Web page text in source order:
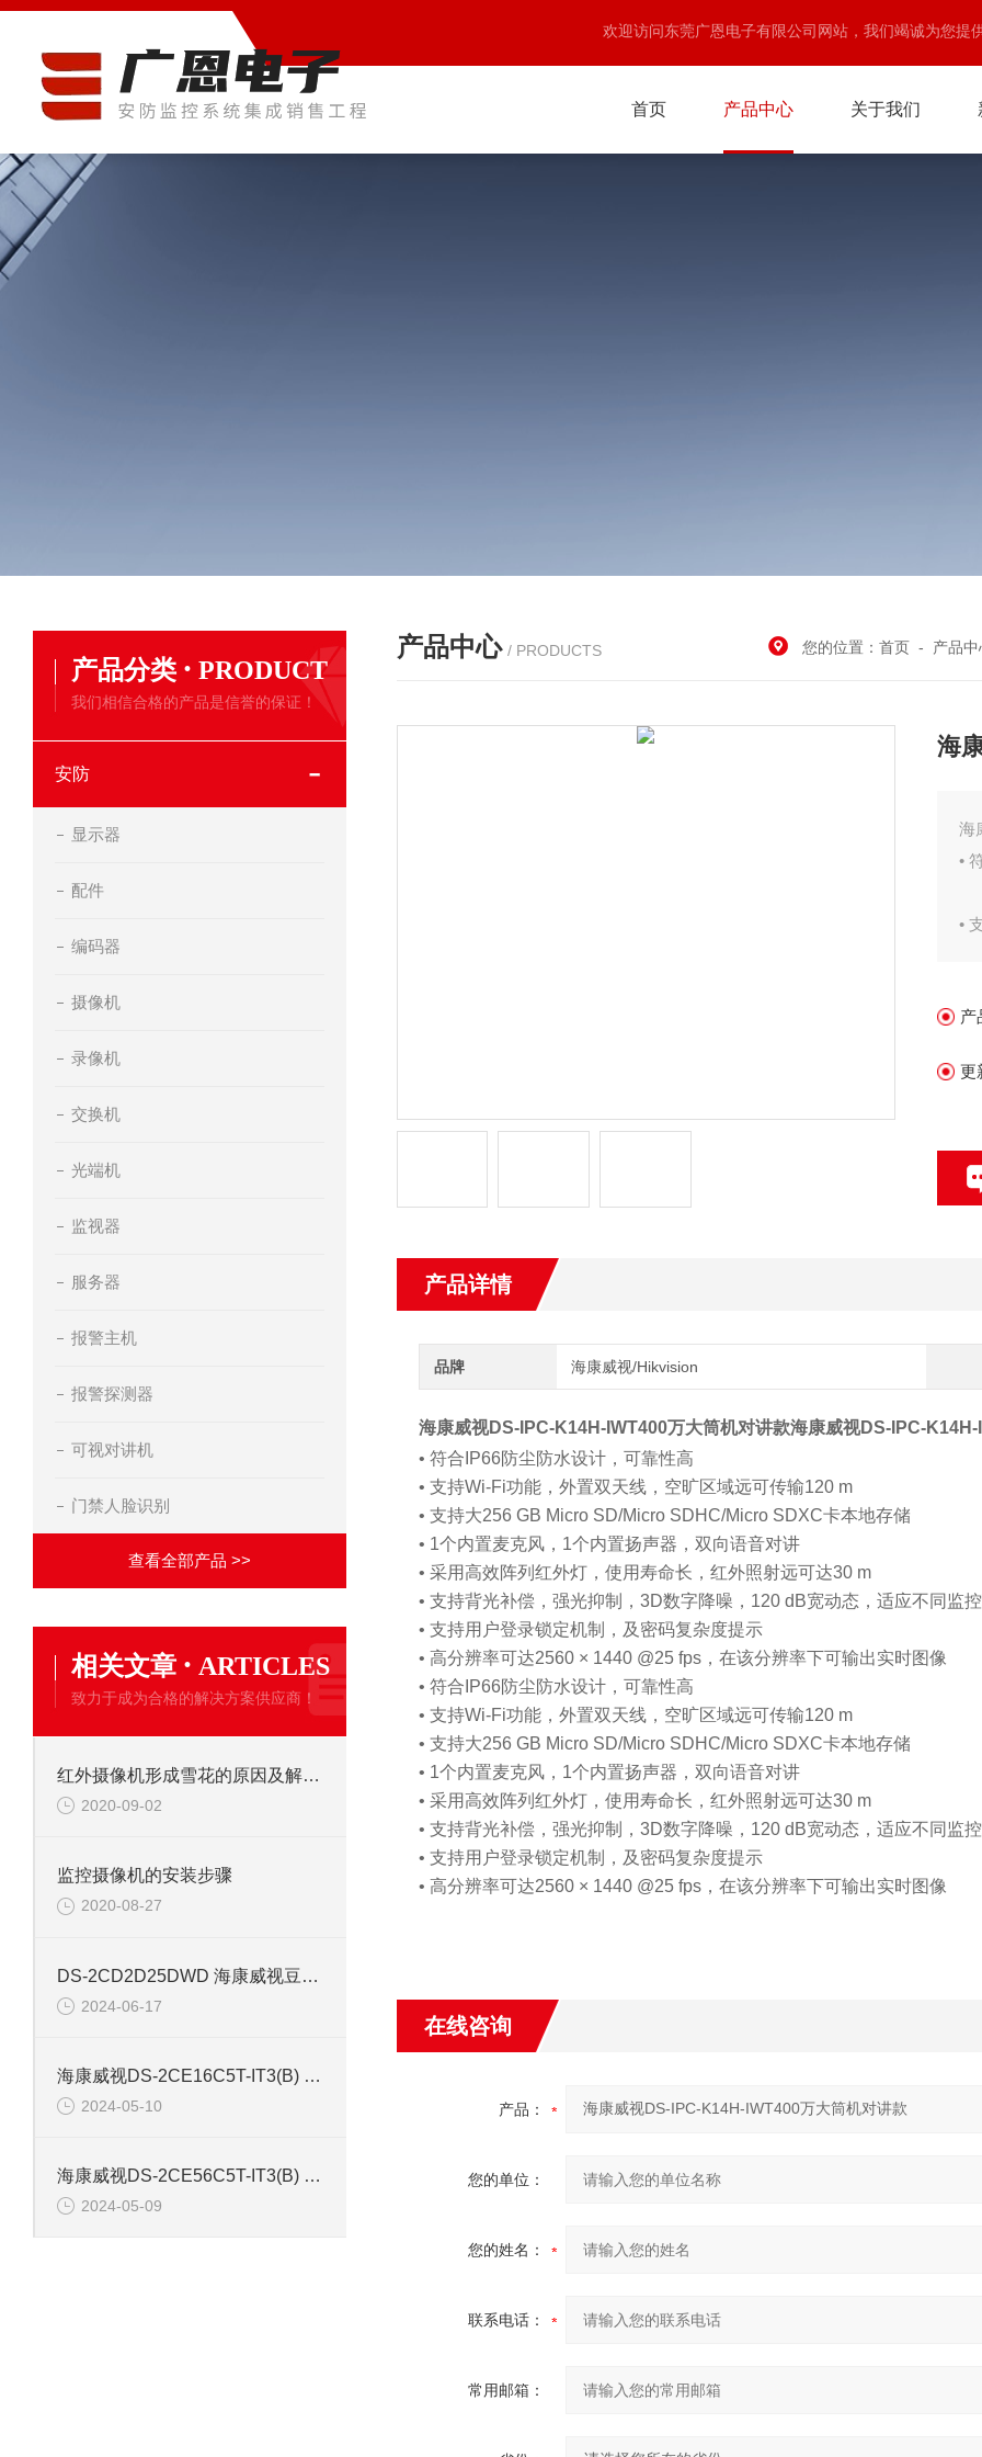
欢迎访问东莞广恩电子有限公司网站，我们竭诚为您提
首页 产品中心 关于我们
产品分类 · PRODUCT
我们相信合格的产品是信誉的保证！
安防
显示器
配件
编码器
摄像机
录像机
交换机
光端机
监视器
服务器
报警主机
报警探测器
可视对讲机
门禁人脸识别
查看全部产品 >>
相关文章 · ARTICLES
致力于成为合格的解决方案供应商！
红外摄像机形成雪花的原因及解决办法
2020-09-02
监控摄像机的安装步骤
2020-08-27
DS-2CD2D25DWD 海康威视豆干型小孔摄像机
2024-06-17
海康威视DS-2CE16C5T-IT3(B) 130万红外防水同轴摄像机
2024-05-10
海康威视DS-2CE56C5T-IT3(B) 130万像素红外半球摄像机
2024-05-09
产品中心 / PRODUCTS 您的位置：首页 - 产品中
海
海
•
•
产
更
产品详情
品牌 海康威视/Hikvision
海康威视DS-IPC-K14H-IWT400万大筒机对讲款海康威视DS-IPC-
• 符合IP66防尘防水设计，可靠性高
• 支持Wi-Fi功能，外置双天线，空旷区域远可传输120 m
• 支持大256 GB Micro SD/Micro SDHC/Micro SDXC卡本地存储
• 1个内置麦克风，1个内置扬声器，双向语音对讲
• 采用高效阵列红外灯，使用寿命长，红外照射远可达30 m
• 支持背光补偿，强光抑制，3D数字降噪，120 dB宽动态，适应不同监
• 支持用户登录锁定机制，及密码复杂度提示
• 高分辨率可达2560 × 1440 @25 fps，在该分辨率下可输出实时图像
• 符合IP66防尘防水设计，可靠性高
• 支持Wi-Fi功能，外置双天线，空旷区域远可传输120 m
• 支持大256 GB Micro SD/Micro SDHC/Micro SDXC卡本地存储
• 1个内置麦克风，1个内置扬声器，双向语音对讲
• 采用高效阵列红外灯，使用寿命长，红外照射远可达30 m
• 支持背光补偿，强光抑制，3D数字降噪，120 dB宽动态，适应不同监
• 支持用户登录锁定机制，及密码复杂度提示
• 高分辨率可达2560 × 1440 @25 fps，在该分辨率下可输出实时图像
在线咨询
产品：
您的单位：
您的姓名：
联系电话：
常用邮箱：